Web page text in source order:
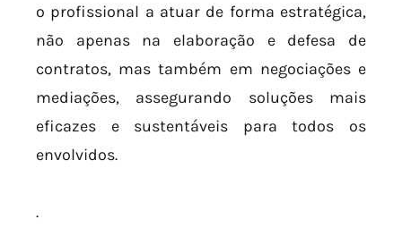
o profissional a atuar de forma estratégica,
não apenas na elaboração e defesa de
contratos, mas também em negociações e
mediações, assegurando soluções mais
eficazes e sustentáveis para todos os
envolvidos.
.